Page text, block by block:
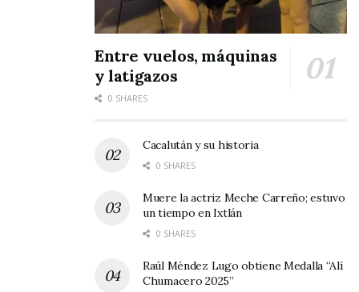
Finalmente, esta situación que ha
abochornados a decenas de niños que se han
sometido al lavado de cabello frente a toda la
escuela, se sabe que es contagiosa. Ahora
mismo el que escribe esta nota siente pasos en
rascarse la maceta a cada rato.
Entre vuelos, máquinas
y latigazos
0 SHARES
Cacalután y su historia
0 SHARES
Muere la actriz Meche Carreño; estuvo
un tiempo en Ixtlán
0 SHARES
Raúl Méndez Lugo obtiene Medalla “Alí
Chumacero 2025”